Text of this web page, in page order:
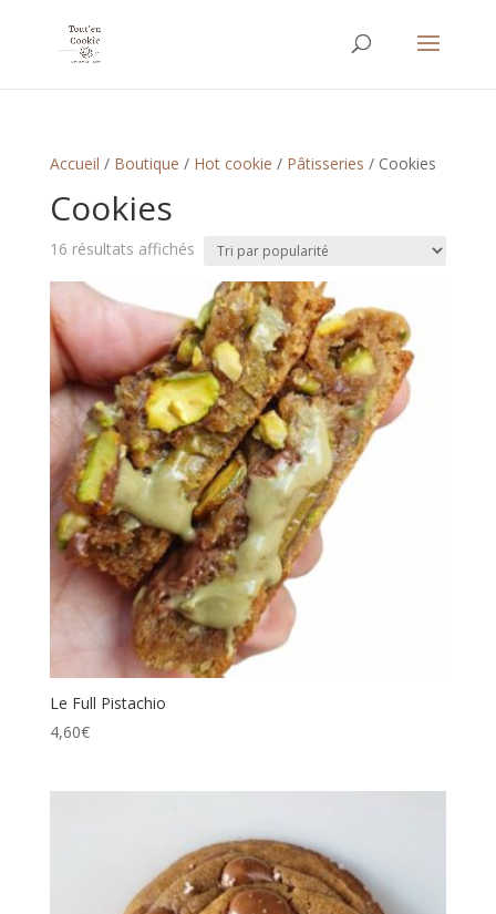
Accueil / Boutique / Hot cookie / Pâtisseries / Cookies
Cookies
16 résultats affichésTrié
popularité
Le Full Pistachio
4,60€